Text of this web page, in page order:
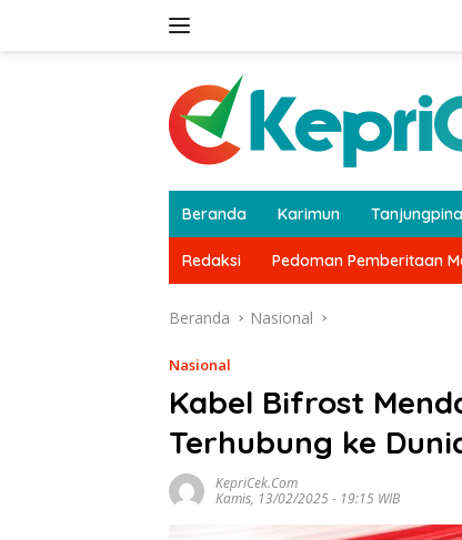
Beranda Karimun
Redaksi Pedoman Pemberitaan
Beranda Nasional
Nasional
Kabel Bifrost
Terhubung ke
KepriCek.com
Kamis, 13/02/2025 - 19:15 WIB